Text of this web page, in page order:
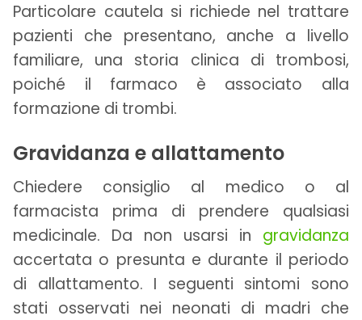
Particolare cautela si richiede nel trattare
pazienti che presentano, anche a livello
familiare, una storia clinica di trombosi,
poiché il farmaco è associato alla
formazione di trombi.
Gravidanza e allattamento
Chiedere consiglio al medico o al
farmacista prima di prendere qualsiasi
medicinale. Da non usarsi in gravidanza
accertata o presunta e durante il periodo
di allattamento. I seguenti sintomi sono
stati osservati nei neonati di madri che